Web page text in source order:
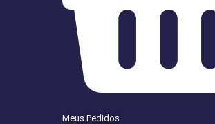
Meus Pedidos